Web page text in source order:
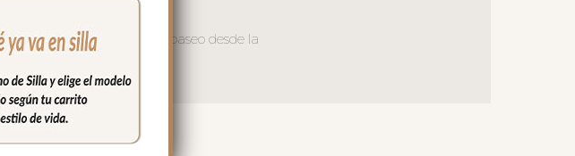
que acompaña cada paseo desde la